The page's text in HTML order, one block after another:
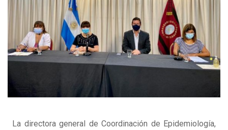
La directora general de Coordinación de Epidemiología,